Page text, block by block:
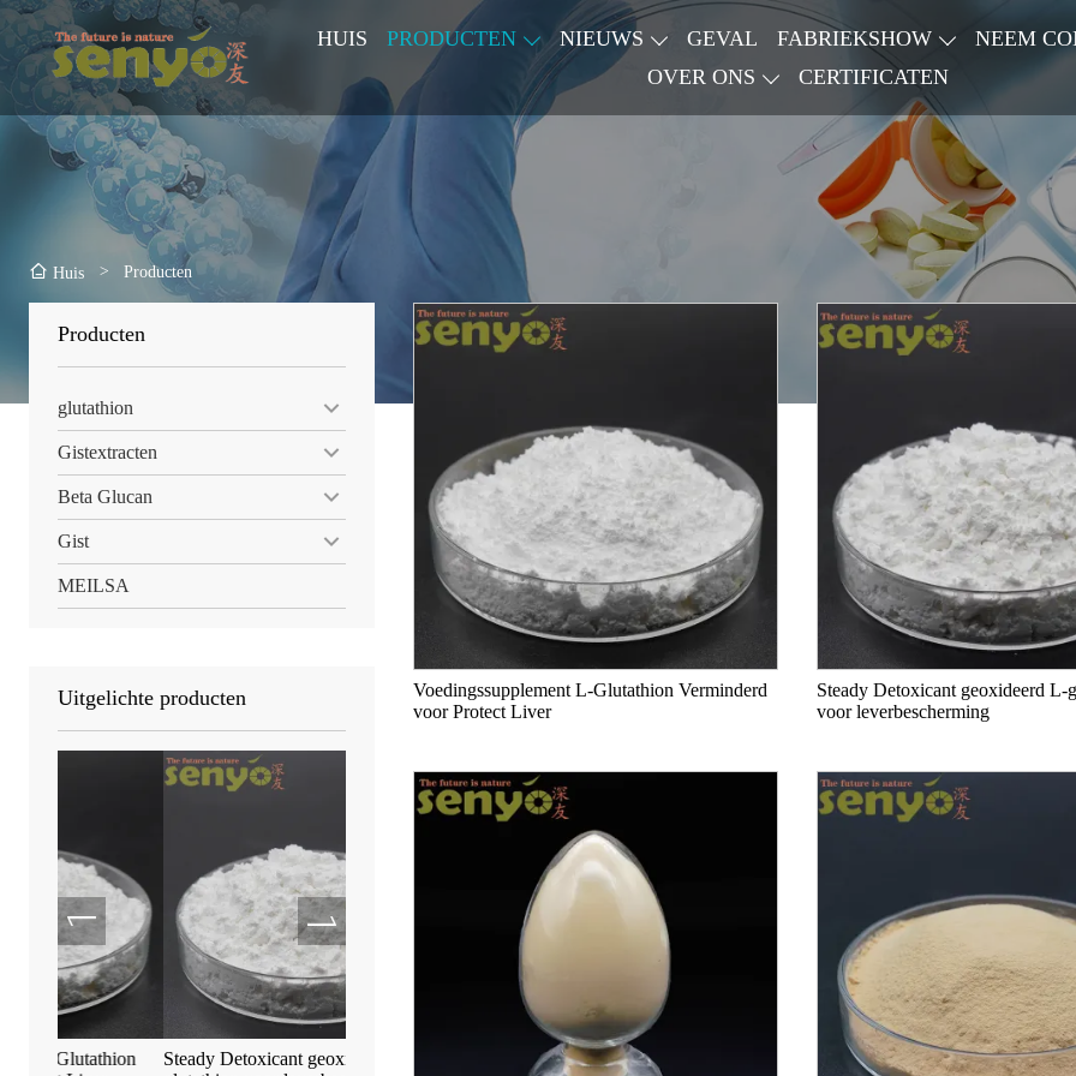
HUIS PRODUCTEN NIEUWS GEVAL FABRIEKSHOW
NEEM
OVER ONS
CERTIFICATEN
Huis > Producten
Producten
glutathion
Gistextracten
Beta Glucan
Gist
MEILSA
Uitgelichte producten
Steady Detoxicant geoxideerd L-
Anti-Aging S-Acetyl-L-Glutathion
100% natuurlijke gistbron Anti-
Verbeter de
Voedingssupplement L-Glutathion Verminderd
voor Protect Liver
Steady Detoxicant geoxideerd L-
voor leverbescherming